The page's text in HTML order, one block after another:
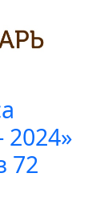
2024»
72